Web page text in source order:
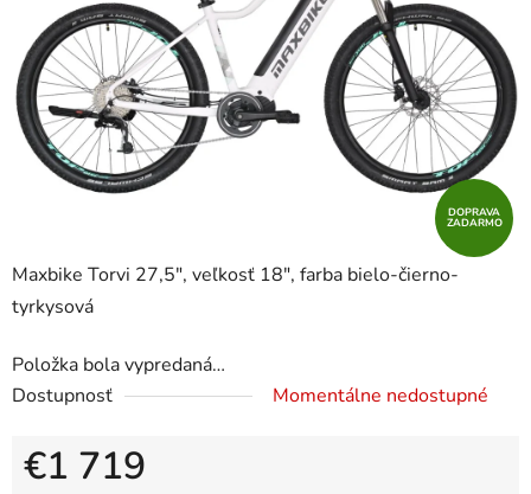
Maxbike Torvi 27,5", veľkosť 18", farba bielo-čierno-
tyrkysová
Položka bola vypredaná…
Dostupnosť
Momentálne nedostupné
€1 719
hviezdičiek.
DOPRAVA
ZADARMO